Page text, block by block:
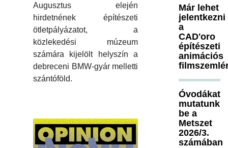
Augusztus elején
hirdetnének építészeti
ötletpályázatot, a
közlekedési múzeum
számára kijelölt helyszín a
debreceni BMW-gyár melletti
szántóföld.
Már lehet
jelentkezni
a
CAD'oro
építészeti
animációs
Óvodákat
mutatunk
be a
Metszet
2026/3.
számában